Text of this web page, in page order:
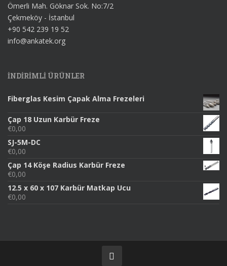
Ömerli Mah. Göknar Sok. No:7/2
Çekmeköy - İstanbul
+90 542 239 19 52
info@ankatek.org
INDIRIMLI ÜRÜNLER
Fiberglas Kesim Çapak Alma Frezeleri
Çap 18 Uzun Karbür Freze
€0,00
SJ-5M-DC
€0,00
Çap 14 Köşe Radius Karbür Freze
€0,00
12.5 x 60 x 107 Karbür Matkap Ucu
€0,00